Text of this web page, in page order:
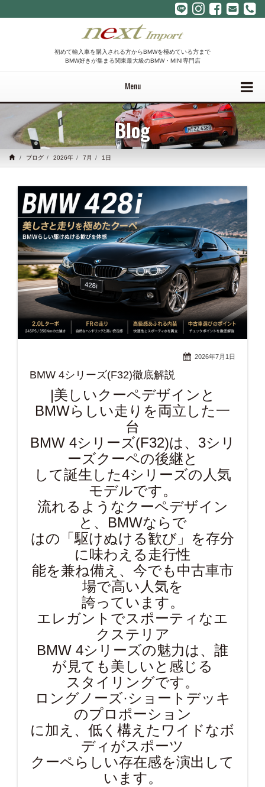
初めて輸入車を購入される方からBMWを極めている方まで
BMW好きが集まる関東最大級のBMW・MINI専門店
Menu
Blog
ブログ 2026年 7月 1日
2026年7月1日
BMW 4シリーズ(F32)徹底解説
|美しいクーペデザインと
BMWらしい走りを両立した一
台
BMW 4シリーズ(F32)は、3シリ
ーズクーペの後継と
して誕生した4シリーズの人気
モデルです。
流れるようなクーペデザイン
と、BMWならで
はの「駆けぬける歓び」を存分
に味わえる走行性
能を兼ね備え、今でも中古車市
場で高い人気を
誇っています。
エレガントでスポーティなエ
クステリア
BMW 4シリーズの魅力は、誰
が見ても美しいと感じる
スタイリングです。
ロングノーズ·ショートデッキ
のプロポーション
に加え、低く構えたワイドなボ
ディがスポーツ
クーペらしい存在感を演出して
います。